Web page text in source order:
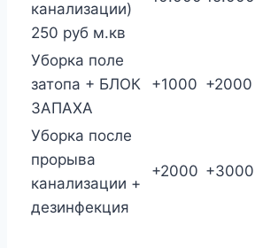
канализации)
250 руб м.кв
Уборка поле
затопа + БЛОК
ЗАПАХА
+1000 +2000
Уборка после
прорыва
канализации +
дезинфекция
+2000 +3000